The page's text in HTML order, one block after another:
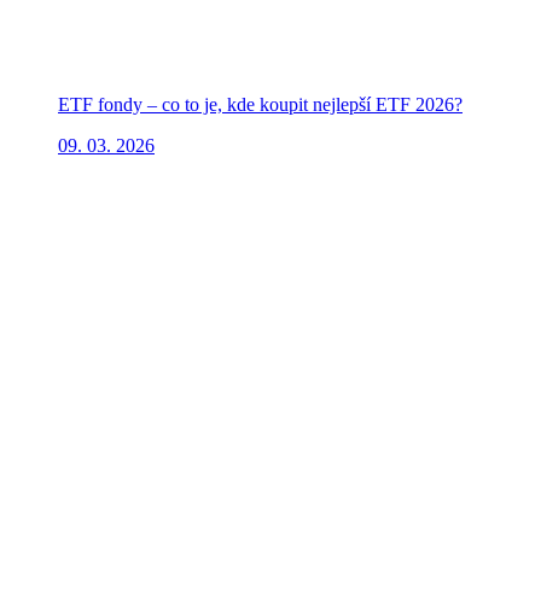
ETF fondy – co to je, kde koupit nejlepší ETF 2026?
09. 03. 2026